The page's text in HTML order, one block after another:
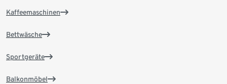
Kaffeemaschinen
Bettwäsche
Sportgeräte
Balkonmöbel